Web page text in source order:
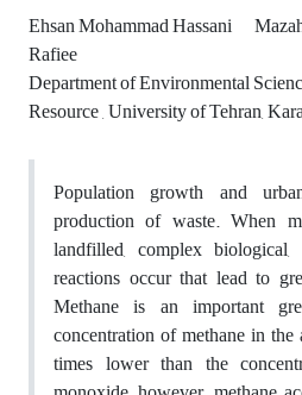
Ehsan Mohammad Hassani
Rafiee
Department of Environmental
Resource , University of Tehran,
Population growth and
production of waste. When
landfilled, complex
reactions occur that lead to
Methane is an important
concentration of methane in
times lower than the